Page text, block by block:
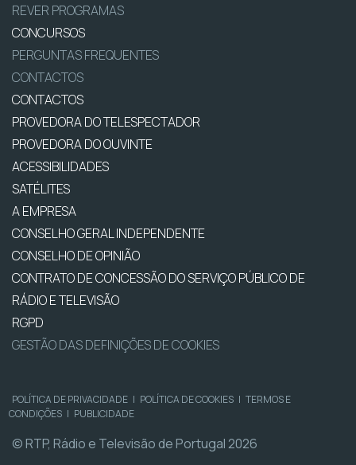
REVER PROGRAMAS
CONCURSOS
PERGUNTAS FREQUENTES
CONTACTOS
CONTACTOS
PROVEDORA DO TELESPECTADOR
PROVEDORA DO OUVINTE
ACESSIBILIDADES
SATÉLITES
A EMPRESA
CONSELHO GERAL INDEPENDENTE
CONSELHO DE OPINIÃO
CONTRATO DE CONCESSÃO DO SERVIÇO PÚBLICO DE
RÁDIO E TELEVISÃO
RGPD
GESTÃO DAS DEFINIÇÕES DE COOKIES
POLÍTICA DE PRIVACIDADE | POLÍTICA DE COOKIES | TERMOS E
CONDIÇÕES | PUBLICIDADE
© RTP, Rádio e Televisão de Portugal 2026